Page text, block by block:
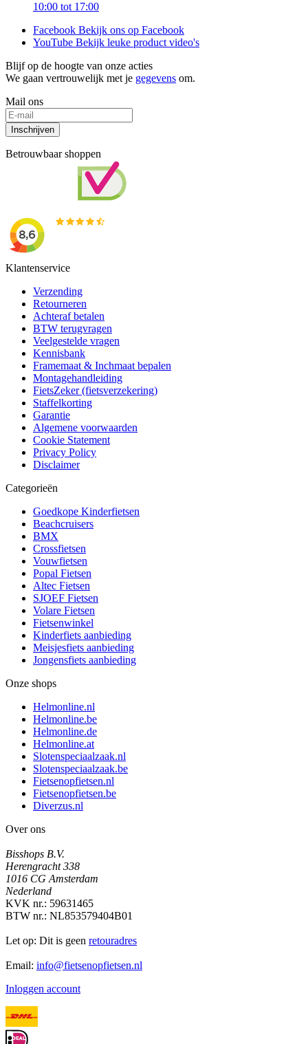
10:00 tot 17:00
Facebook Bekijk ons op Facebook
YouTube Bekijk leuke product video's
Blijf op de hoogte van onze acties
We gaan vertrouwelijk met je gegevens om.
Mail ons
Inschrijven
Betrouwbaar shoppen
Klantenservice
Verzending
Retourneren
Achteraf betalen
BTW terugvragen
Veelgestelde vragen
Kennisbank
Framemaat & Inchmaat bepalen
Montagehandleiding
FietsZeker (fietsverzekering)
Staffelkorting
Garantie
Algemene voorwaarden
Cookie Statement
Privacy Policy
Disclaimer
Categorieën
Goedkope Kinderfietsen
Beachcruisers
BMX
Crossfietsen
Vouwfietsen
Popal Fietsen
Altec Fietsen
SJOEF Fietsen
Volare Fietsen
Fietsenwinkel
Kinderfiets aanbieding
Meisjesfiets aanbieding
Jongensfiets aanbieding
Onze shops
Helmonline.nl
Helmonline.be
Helmonline.de
Helmonline.at
Slotenspeciaalzaak.nl
Slotenspeciaalzaak.be
Fietsenopfietsen.nl
Fietsenopfietsen.be
Diverzus.nl
Over ons
Bisshops B.V.
Herengracht 338
1016 CG Amsterdam
Nederland
KVK nr.: 59631465
BTW nr.: NL853579404B01
Let op: Dit is geen retouradres
Email: info@fietsenopfietsen.nl
Inloggen account